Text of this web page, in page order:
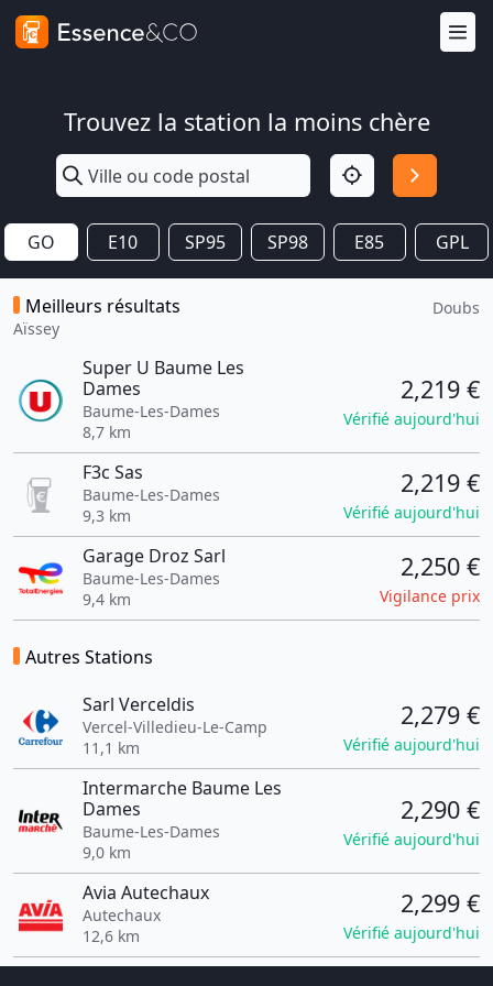
Trouvez la station la moins chère
GO E10 SP95 SP98 E85 GPL
Meilleurs résultats
Aïssey
Doubs
Super U Baume Les
Dames
Baume-Les-Dames
8,7 km
2,219 €
Vérifié aujourd'hui
F3c Sas
Baume-Les-Dames
9,3 km
2,219 €
Vérifié aujourd'hui
Garage Droz Sarl
Baume-Les-Dames
9,4 km
2,250 €
Vigilance prix
Autres Stations
Sarl Verceldis
Vercel-Villedieu-Le-Camp
11,1 km
2,279 €
Vérifié aujourd'hui
Intermarche Baume Les
Dames
Baume-Les-Dames
9,0 km
2,290 €
Vérifié aujourd'hui
Avia Autechaux
Autechaux
12,6 km
2,299 €
Vérifié aujourd'hui